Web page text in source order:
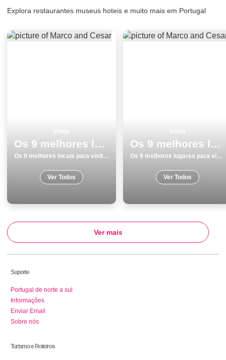
Explora restaurantes museus hoteis e muito mais em Portugal
Os 9 melhores locais para visitar em SantarÃ©m
Os 9 melhores locais para visitar em SantarÃ©m
Ver Todos
Os 9 melhores lugares para visitar em Estremoz
Os 9 melhores lugares para visitar em Estremoz
Ver Todos
Ver mais
Suporte
Portugal de norte a sul
Informações
Enviar Email
Sobre nós
Turismo e Roteiros